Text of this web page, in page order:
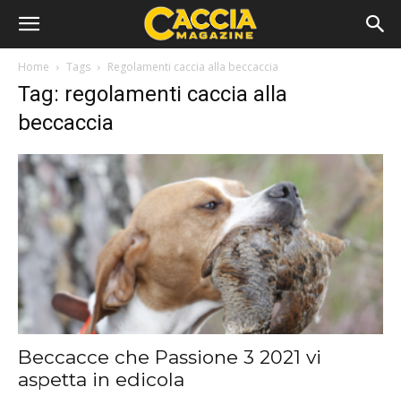
Home Tags Regolamenti caccia alla beccaccia
Tag: regolamenti caccia alla
beccaccia
Beccacce che Passione 3 2021 vi
aspetta in edicola